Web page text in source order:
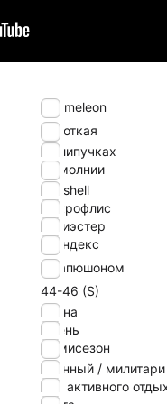
Chameleon
Короткая
на липучках
на молнии
softshell
микрофлис
полиэстер
спандекс
с капюшоном
44-46 (S)
Весна
Осень
Демисезон
военный / милитари
для активного